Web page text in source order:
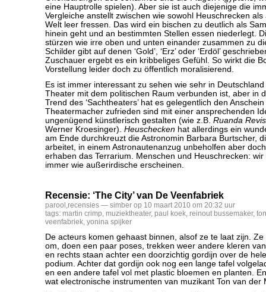
eine Hauptrolle spielen). Aber sie ist auch diejenige die
Vergleiche anstellt zwischen wie sowohl Heuschrecken
Welt leer fressen. Das wird ein bischen zu deutlich als
hinein geht und an bestimmten Stellen essen niederlegt.
stürzen wie irre oben und unten einander zusammen zu
Schilder gibt auf denen ‘Gold’, ‘Erz’ oder ‘Erdöl’
Zuschauer ergebt es ein kribbeliges Gefühl. So wirkt die
Vorstellung leider doch zu öffentlich moralisierend.
Es ist immer interessant zu sehen wie sehr in
Theater mit dem politischen Raum verbunden ist, aber in
Trend des ‘Sachtheaters’ hat es gelegentlich den
Theatermacher zufrieden sind mit einer ansprechenden
ungenügend künstlerisch gestalten (wie z.B. Ruanda
Werner Kroesinger). Heuschecken hat allerdings ein
am Ende durchkreuzt die Astronomin Barbara Burtscher,
arbeitet, in einem Astronautenanzug unbeholfen aber
erhaben das Terrarium. Menschen und Heuschrecken:
immer wie außerirdische erscheinen.
Recensie: ‘The City’ van De Veenfabriek
parool ,recensies — simber op 10 maart 2010 om 20:32 uur
tags: martin crimp, muziektheater, paul koek, reinout bussemaker,
veenfabriek, yonina spijker
De acteurs komen gehaast binnen, alsof ze te laat zijn.
om, doen een paar poses, trekken weer andere kleren
en rechts staan achter een doorzichtig gordijn over de
podium. Achter dat gordijn ook nog een lange tafel
en een andere tafel vol met plastic bloemen en planten.
wat electronische instrumenten van muzikant Ton van der